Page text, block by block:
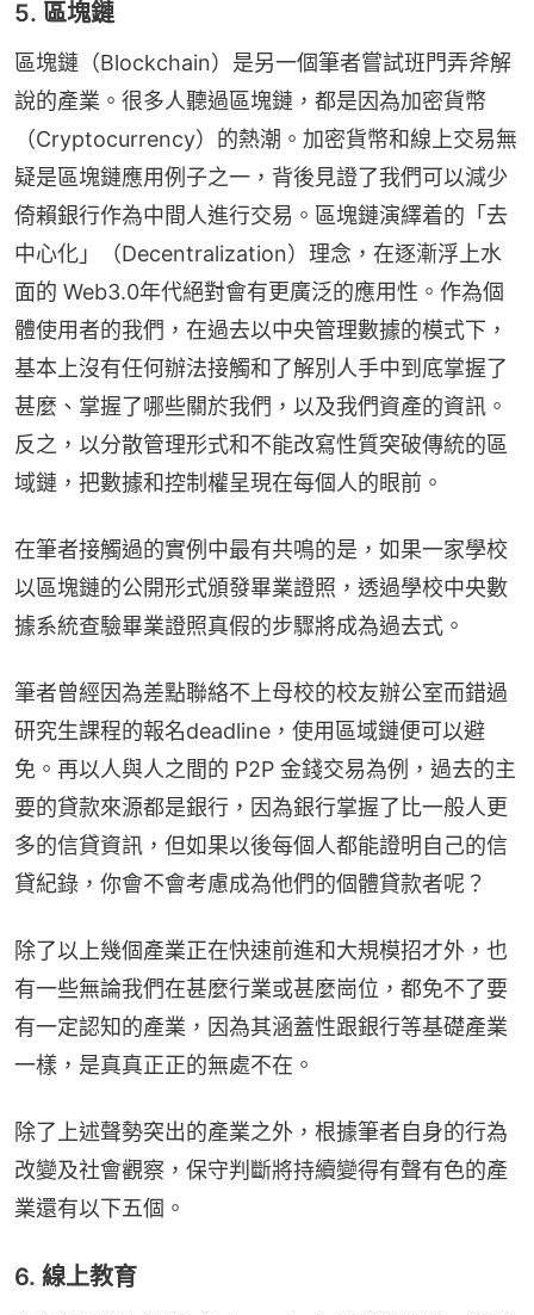
5. 區塊鏈
區塊鏈（Blockchain）是另一個筆者嘗試班門弄斧解
說的產業。很多人聽過區塊鏈，都是因為加密貨幣
（Cryptocurrency）的熱潮。加密貨幣和線上交易無
疑是區塊鏈應用例子之一，背後見證了我們可以減少
倚賴銀行作為中間人進行交易。區塊鏈演繹着的「去
中心化」（Decentralization）理念，在逐漸浮上水
面的 Web3.0年代絕對會有更廣泛的應用性。作為個
體使用者的我們，在過去以中央管理數據的模式下，
基本上沒有任何辦法接觸和了解別人手中到底掌握了
甚麼、掌握了哪些關於我們，以及我們資產的資訊。
反之，以分散管理形式和不能改寫性質突破傳統的區
域鏈，把數據和控制權呈現在每個人的眼前。
在筆者接觸過的實例中最有共鳴的是，如果一家學校
以區塊鏈的公開形式頒發畢業證照，透過學校中央數
據系統查驗畢業證照真假的步驟將成為過去式。
筆者曾經因為差點聯絡不上母校的校友辦公室而錯過
研究生課程的報名deadline，使用區域鏈便可以避
免。再以人與人之間的 P2P 金錢交易為例，過去的主
要的貸款來源都是銀行，因為銀行掌握了比一般人更
多的信貸資訊，但如果以後每個人都能證明自己的信
貸紀錄，你會不會考慮成為他們的個體貸款者呢？
除了以上幾個產業正在快速前進和大規模招才外，也
有一些無論我們在甚麼行業或甚麼崗位，都免不了要
有一定認知的產業，因為其涵蓋性跟銀行等基礎產業
一樣，是真真正正的無處不在。
除了上述聲勢突出的產業之外，根據筆者自身的行為
改變及社會觀察，保守判斷將持續變得有聲有色的產
業還有以下五個。
6. 線上教育